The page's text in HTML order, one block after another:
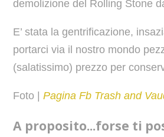
demolizione del Rolling Stone
E’ stata la gentrificazione,
portarci via il nostro mondo
(salatissimo) prezzo per
Foto | Pagina Fb Trash and
A proposito...forse ti